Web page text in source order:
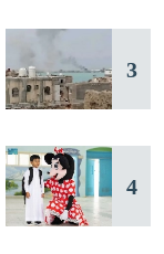
3
4